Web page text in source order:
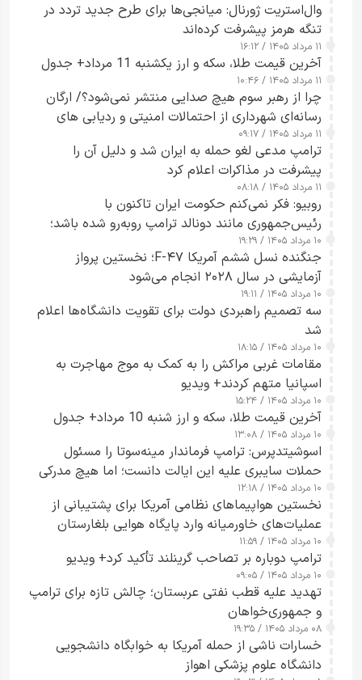
وال‌استریت ژورنال: میانجی‌ها برای طرح جدید تردد در
تنگه هرمز پیشرفت کرده‌اند
۱۱ مرداد ۱۴۰۵ / ۱۶:۱۲
آخرین قیمت طلا، سکه و ارز یکشنبه 11 مرداد+ جدول
۱۱ مرداد ۱۴۰۵ / ۱۰:۴۶
چرا از رهبر سوم هیچ صدایی منتشر نمی‌شود؟/ ارگان
رسانه‌ای شهرداری از احتمالات امنیتی و ردیابی های
جاسوسی گفت
۱۱ مرداد ۱۴۰۵ / ۰۹:۱۷
ترامپ مدعی لغو حمله به ایران شد و دلیل آن را
پیشرفت در مذاکرات اعلام کرد
۱۱ مرداد ۱۴۰۵ / ۰۸:۱۸
روبیو: فکر نمی‌کنم حکومت ایران تاکنون با
رئیس‌جمهوری مانند دونالد ترامپ روبه‌رو شده باشد؛
کسی که واقعاً دست به اقدام می‌زند
۱۰ مرداد ۱۴۰۵ / ۱۹:۲۹
جنگنده نسل ششم آمریکا F-۴۷؛ نخستین پرواز
آزمایشی در سال ۲۰۲۸ انجام می‌شود
۱۰ مرداد ۱۴۰۵ / ۱۹:۱۱
سه تصمیم راهبردی دولت برای تقویت دانشگاه‌ها اعلام
شد
۱۰ مرداد ۱۴۰۵ / ۱۸:۱۵
مقامات غربی مراکش را به کمک به موج مهاجرت به
اسپانیا متهم کردند+ ویدیو
۱۰ مرداد ۱۴۰۵ / ۱۵:۲۴
آخرین قیمت طلا، سکه و ارز شنبه 10 مرداد+ جدول
۱۰ مرداد ۱۴۰۵ / ۱۳:۰۸
اسوشیتدپرس: ترامپ فرماندار مینه‌سوتا را مسئول
حملات سایبری علیه این ایالت دانست؛ اما هیچ مدرکی
ارائه نکرد
۱۰ مرداد ۱۴۰۵ / ۱۲:۱۸
نخستین هواپیماهای نظامی آمریکا برای پشتیبانی از
عملیات‌های خاورمیانه وارد پایگاه هوایی بلغارستان
شدند
۱۰ مرداد ۱۴۰۵ / ۱۱:۵۹
ترامپ دوباره بر تصاحب گرینلند تأکید کرد+ ویدیو
۱۰ مرداد ۱۴۰۵ / ۰۹:۰۵
تهدید علیه قطب نفتی عربستان؛ چالش تازه برای ترامپ
و جمهوری‌خواهان
۰۸ مرداد ۱۴۰۵ / ۱۹:۳۵
خسارات ناشی از حمله آمریکا به خوابگاه دانشجویی
دانشگاه علوم پزشکی اهواز